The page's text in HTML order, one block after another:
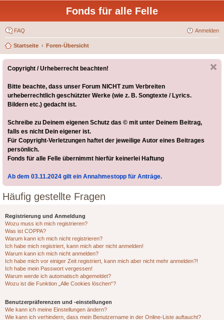
Fonds für alle Felle
FAQ Anmelden
Startseite Foren-Übersicht
Copyright / Urheberrecht beachten!
Bitte beachte, dass unser Forum NICHT zum Verbreiten
urheberrechtlich geschützter Werke (wie z. B. Songtexte / Lyrics.
Bildern etc.) gedacht ist.
Schreibe zu Deinem eigenen Schutz das © mit unter Deinem Beitrag,
falls es nicht Dein eigener ist.
Für Copyright-Verletzungen haftet der jeweilige Autor eines Beitrages
persönlich.
Fonds für alle Felle übernimmt hierfür keinerlei Haftung
Ab dem 03.11.2024 gilt ein Annahmestopp für Anträge.
Häufig gestellte Fragen
Registrierung und Anmeldung
Wozu muss ich mich registrieren?
Was ist COPPA?
Warum kann ich mich nicht registrieren?
Ich habe mich registriert, kann mich aber nicht anmelden!
Warum kann ich mich nicht anmelden?
Ich habe mich vor einiger Zeit registriert, kann mich aber nicht mehr anmelden?!
Ich habe mein Passwort vergessen!
Warum werde ich automatisch abgemeldet?
Wozu ist die Funktion „Alle Cookies löschen“?
Benutzerpräferenzen und -einstellungen
Wie kann ich meine Einstellungen ändern?
Wie kann ich verhindern, dass mein Benutzername in der Online-Liste auftaucht?